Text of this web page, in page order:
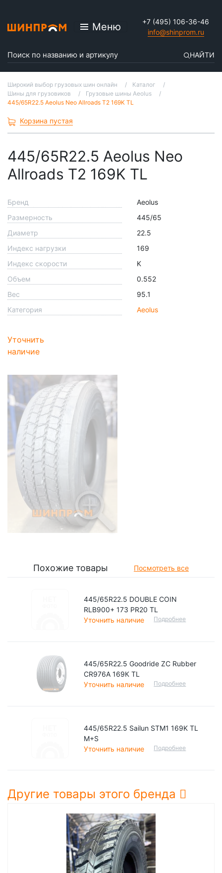
Меню
+7 (495) 106-36-46
info@shinprom.ru
НАЙТИ
Широкий выбор грузовых шин онлайн
Каталог
Шины для грузовиков
Грузовые шины Aeolus
445/65R22.5 Aeolus Neo Allroads T2 169K TL
Корзина пустая
445/65R22.5 Aeolus Neo
Allroads T2 169K TL
Бренд
Aeolus
Размерность
445/65
Диаметр
22.5
Индекс нагрузки
169
Индекс скорости
K
Объем
0.552
Вес
95.1
Категория
Aeolus
Уточнить
наличие
Похожие товары Посмотреть все
445/65R22.5 DOUBLE COIN
RLB900+ 173 PR20 TL
Уточнить наличие
Подробнее
445/65R22.5 Goodride ZC Rubber
CR976А 169К TL
Уточнить наличие
Подробнее
445/65R22.5 Sailun STM1 169K TL
M+S
Уточнить наличие
Подробнее
Другие товары этого бренда